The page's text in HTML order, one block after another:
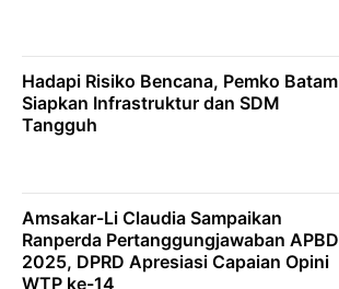
Hadapi Risiko Bencana, Pemko Batam
Siapkan Infrastruktur dan SDM
Tangguh
Amsakar-Li Claudia Sampaikan
Ranperda Pertanggungjawaban APBD
2025, DPRD Apresiasi Capaian Opini
WTP ke-14